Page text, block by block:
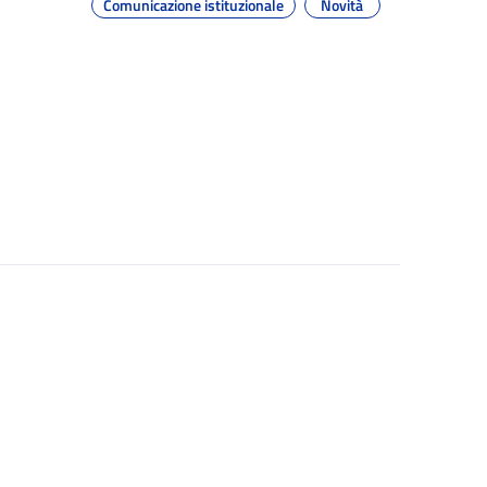
Comunicazione istituzionale Novità